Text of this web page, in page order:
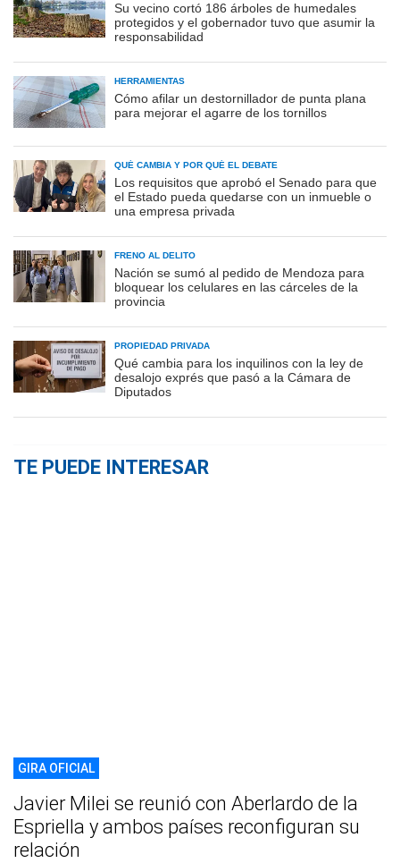
Su vecino cortó 186 árboles de humedales
protegidos y el gobernador tuvo que asumir la
responsabilidad
HERRAMIENTAS
Cómo afilar un destornillador de punta plana
para mejorar el agarre de los tornillos
QUÉ CAMBIA Y POR QUÉ EL DEBATE
Los requisitos que aprobó el Senado para que
el Estado pueda quedarse con un inmueble o
una empresa privada
FRENO AL DELITO
Nación se sumó al pedido de Mendoza para
bloquear los celulares en las cárceles de la
provincia
PROPIEDAD PRIVADA
Qué cambia para los inquilinos con la ley de
desalojo exprés que pasó a la Cámara de
Diputados
TE PUEDE INTERESAR
GIRA OFICIAL
Javier Milei se reunió con Aberlardo de la
Espriella y ambos países reconfiguran su
relación